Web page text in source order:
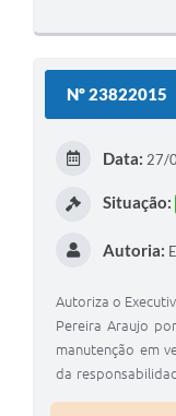
Nº 23822015
Data: 27/
Situação:
Autoria:
Autoriza o
Pereira Araujo
manutenção em
da